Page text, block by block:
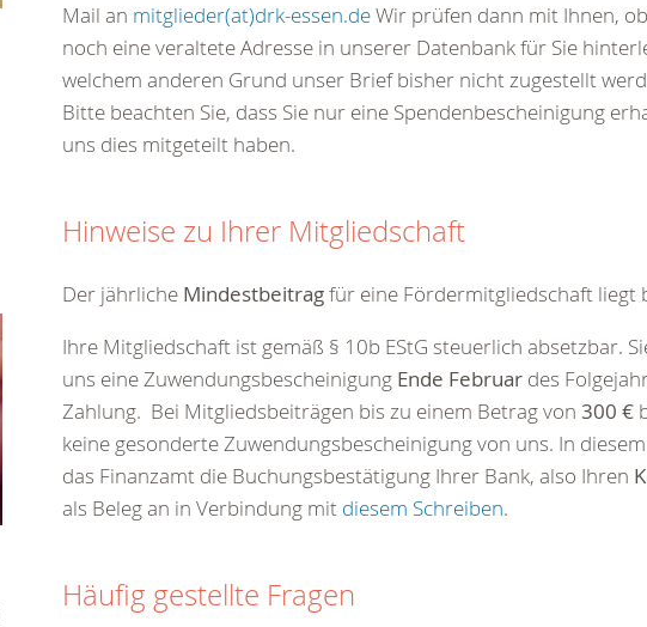
Mail an mitglieder(at)drk-essen.deWir prüfen dann mit Ihnen,
noch eine veraltete Adresse in unserer Datenbank für Sie
welchem anderen Grund unser Brief bisher nicht zugestellt
Bitte beachten Sie, dass Sie nur eine Spendenbescheinigung
uns dies mitgeteilt haben.
Hinweise zu Ihrer Mitgliedschaft
Der jährliche Mindestbeitragfür eine Fördermitgliedschaft liegt
Ihre Mitgliedschaft ist gemäß § 10b EStG steuerlich absetzbar.
uns eine Zuwendungsbescheinigung Ende Februar des
Zahlung. Bei Mitgliedsbeiträgen bis zu einem Betrag von 300 €
keine gesonderte Zuwendungsbescheinigung von uns. In
das Finanzamt die Buchungsbestätigung Ihrer Bank, also Ihren
als Beleg an in Verbindung mit diesem Schreiben.
Häufig gestellte Fragen